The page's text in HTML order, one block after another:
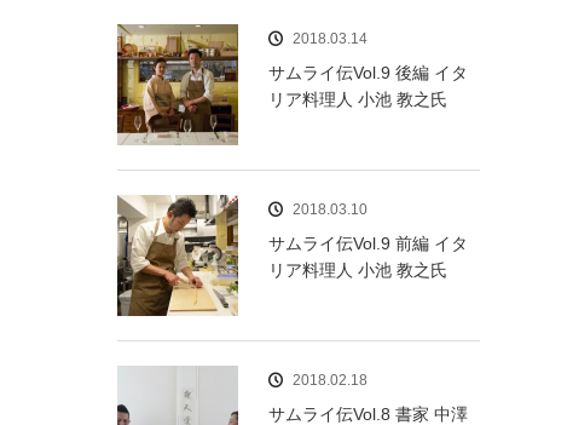
2018.03.14
サムライ伝Vol.9 後編 イタ
リア料理人 小池 教之氏
2018.03.10
サムライ伝Vol.9 前編 イタ
リア料理人 小池 教之氏
2018.02.18
サムライ伝Vol.8 書家 中澤